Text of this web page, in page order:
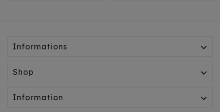
Informations 
Shop 
Information 